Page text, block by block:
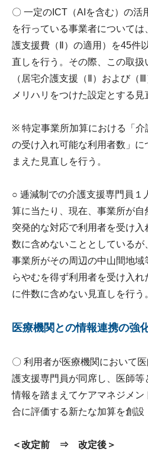
〇 一定のICT（AIを含む）の活
を行っている事業者について
護支援費（Ⅱ）の適用）を45件
直しを行う。その際、この取
（居宅介護支援（Ⅱ）および（
メリハリをつけた設定とする見
※ 特定事業所加算における「介
の受け入れ可能な利用者数」
まえた見直しを行う。
○ 逓減制での介護支援専門員１
算に当たり、現在、事業所が自
突発的な対応で利用者を受け
数に含めないこととしているが
事業所がその周辺の中山間地
らやむを得ず利用者を受け入
に件数に含めない見直しを行う
医療機関との情報連携の強
〇 利用者が医療機関において
護支援専門員が同席し、医師
情報を踏まえてケアマネジメ
合に評価する新たな加算を創設
＜改定前 ⇒ 改定後＞